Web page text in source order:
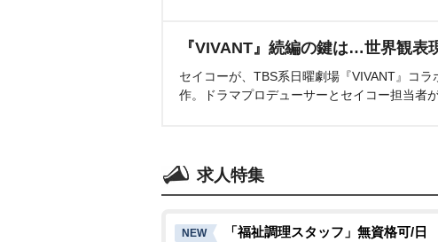
『VIVANT』続編の鍵は…世界観表
セイコーが、TBS系日曜劇場『VIVANT』コ
作。ドラマプロデューサーとセイコー担当者
求人特集
NEW
「福祉調理スタッフ」無資格可/日